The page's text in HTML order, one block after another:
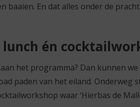
baaien. En dat alles onder de
én
het programma? Dan kunnen
paden van het eiland. Onderweg
waar ‘Hierbas de